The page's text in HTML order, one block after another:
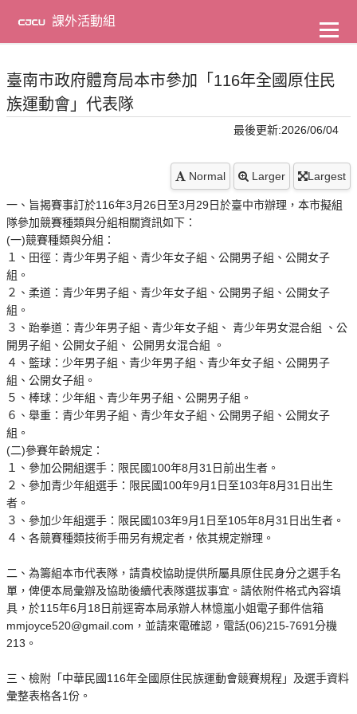
主
容
課外活動組
臺南市政府體育局本市參加「116年全國原住民
族運動會」代表隊
最後更新:2026/06/04
Normal Larger Largest
一、旨揭賽事訂於116年3月26日至3月29日於臺中市辦理，本市擬組
隊參加競賽種類與分組相關資訊如下：
(一)競賽種類與分組：
１、田徑：青少年男子組、青少年女子組、公開男子組、公開女子
組。
２、柔道：青少年男子組、青少年女子組、公開男子組、公開女子
組。
３、跆拳道：青少年男子組、青少年女子組、 青少年男女混合組 、公
開男子組、公開女子組、 公開男女混合組 。
４、籃球：少年男子組、青少年男子組、青少年女子組、公開男子
組、公開女子組。
５、棒球：少年組、青少年男子組、公開男子組。
６、舉重：青少年男子組、青少年女子組、公開男子組、公開女子
組。
(二)參賽年齡規定：
１、參加公開組選手：限民國100年8月31日前出生者。
２、參加青少年組選手：限民國100年9月1日至103年8月31日出生
者。
３、參加少年組選手：限民國103年9月1日至105年8月31日出生者。
４、各競賽種類技術手冊另有規定者，依其規定辦理。
二、為籌組本市代表隊，請貴校協助提供所屬具原住民身分之選手名
單，俾便本局彙辦及協助後續代表隊選拔事宜。請依附件格式內容填
具，於115年6月18日前逕寄本局承辦人林憶嵐小姐電子郵件信箱
mmjoyce520@gmail.com，並請來電確認，電話(06)215-7691分機
213。
三、檢附「中華民國116年全國原住民族運動會競賽規程」及選手資料
彙整表格各1份。